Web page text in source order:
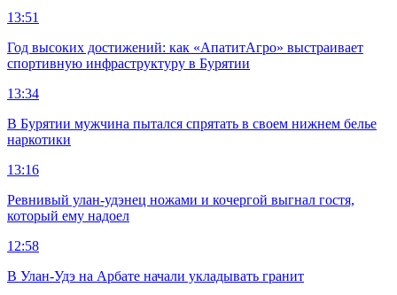
13:51
Год высоких достижений: как «АпатитАгро» выстраивает
спортивную инфраструктуру в Бурятии
13:34
В Бурятии мужчина пытался спрятать в своем нижнем белье
наркотики
13:16
Ревнивый улан-удэнец ножами и кочергой выгнал гостя,
который ему надоел
12:58
В Улан-Удэ на Арбате начали укладывать гранит